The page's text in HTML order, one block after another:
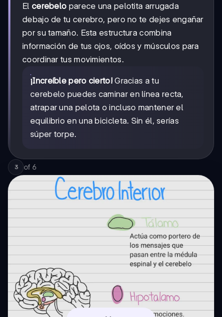
El cerebelo parece una pelotita arrugada
debajo de tu cerebro, pero no te dejes engañar
por su tamaño. Esta estructura combina
información de tus ojos, oídos y músculos para
coordinar tus movimientos.
¡Increíble pero cierto!Gracias a tu
cerebelo puedes caminar en línea recta,
atrapar una pelota o incluso mantener el
equilibrio en una bicicleta. Sin él, serías
súper torpe.
3 of 6